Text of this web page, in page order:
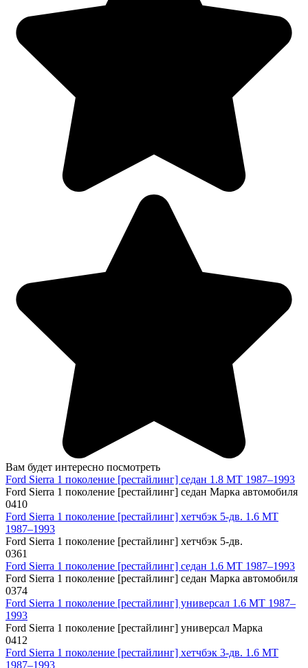
Вам будет интересно посмотреть
Ford Sierra 1 поколение [рестайлинг] седан 1.8 MT 1987–1993
Ford Sierra 1 поколение [рестайлинг] седан Марка автомобиля
0410
Ford Sierra 1 поколение [рестайлинг] хетчбэк 5-дв. 1.6 MT
1987–1993
Ford Sierra 1 поколение [рестайлинг] хетчбэк 5-дв.
0361
Ford Sierra 1 поколение [рестайлинг] седан 1.6 MT 1987–1993
Ford Sierra 1 поколение [рестайлинг] седан Марка автомобиля
0374
Ford Sierra 1 поколение [рестайлинг] универсал 1.6 MT 1987–
1993
Ford Sierra 1 поколение [рестайлинг] универсал Марка
0412
Ford Sierra 1 поколение [рестайлинг] хетчбэк 3-дв. 1.6 MT
1987–1993